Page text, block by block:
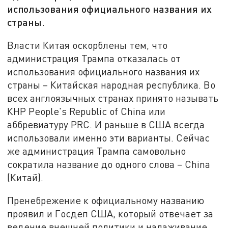
использования официального названия их
страны.
Власти Китая оскорблены тем, что
администрация Трампа отказалась от
использования официального названия их
страны – Китайская народная республика. Во
всех англоязычных странах принято называть
КНР People's Republic of China или
аббревиатуру PRC. И раньше в США всегда
использовали именно эти варианты. Сейчас
же администрация Трампа самовольно
сократила название до одного слова – China
(Китай).
Пренебрежение к официальному названию
проявил и Госдеп США, который отвечает за